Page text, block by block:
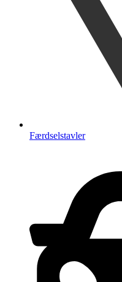
Færdselstavler